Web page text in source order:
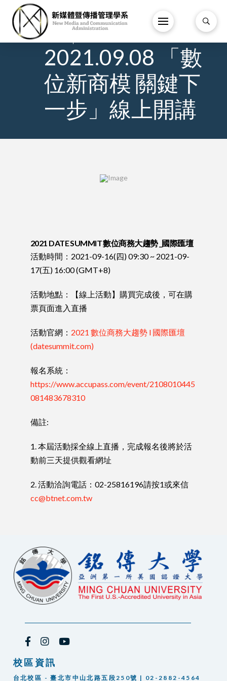
26 /
2021.09.08 「數
位新商模 關鍵下
一步」線上開講
2021 DATE SUMMIT 數位商務大趨勢 _國際匯壇
活動時間：2021-09-16(四) 09:30 ~ 2021-09-
17(五) 16:00 (GMT+8)
活動地點：【線上活動】購買完成後，可在購
票頁面進入直播
活動官網： 2021 數位商務大趨勢 l 國際匯壇
(datesummit.com)
報名系統：
https://www.accupass.com/event/2108010445
081483678310
備註:
1. 本屆活動採全線上直播，完成報名後將於活
動前三天提供觀看網址
2. 活動洽詢電話：02-25816196請按1或來信
cc@btnet.com.tw
校區資訊
台北校區 - 臺北市中山北路五段250號 | 02-2882-4564